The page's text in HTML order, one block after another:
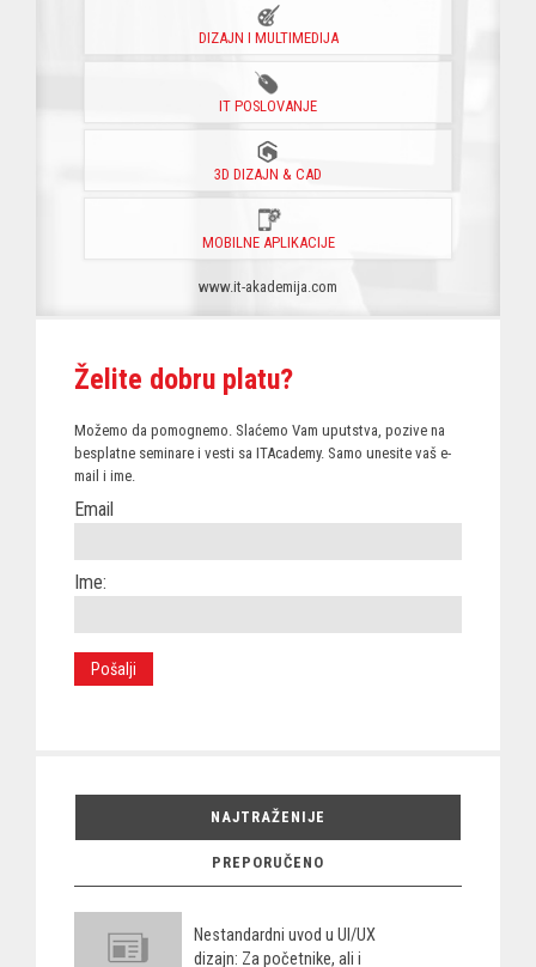
DIZAJN I MULTIMEDIJA
IT POSLOVANJE
3D DIZAJN & CAD
MOBILNE APLIKACIJE
www.it-akademija.com
Želite dobru platu?
Možemo da pomognemo. Slaćemo Vam uputstva, pozive na
besplatne seminare i vesti sa ITAcademy. Samo unesite vaš e-
mail i ime.
Email
Ime:
NAJTRAŽENIJE
PREPORUČENO
Nestandardni uvod u UI/UX
dizajn: Za početnike, ali i